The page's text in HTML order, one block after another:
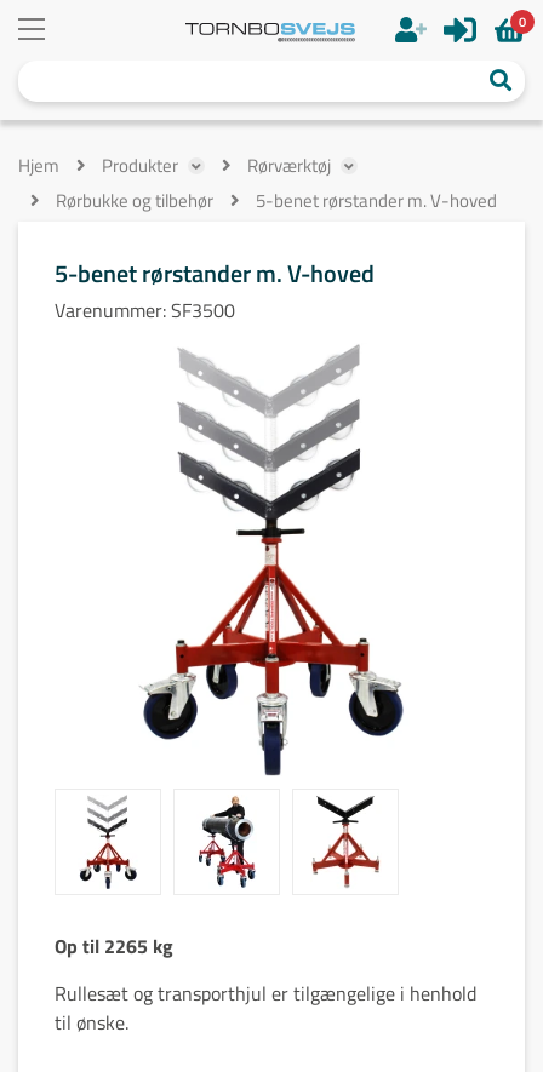
0
Hjem Produkter
Rørværktøj
Rørbukke og tilbehør
5-benet rørstander m. V-hoved
5-benet rørstander m. V-hoved
Varenummer:SF3500
Op til 2265 kg
Rullesæt og transporthjul er tilgængelige i henhold
til ønske.